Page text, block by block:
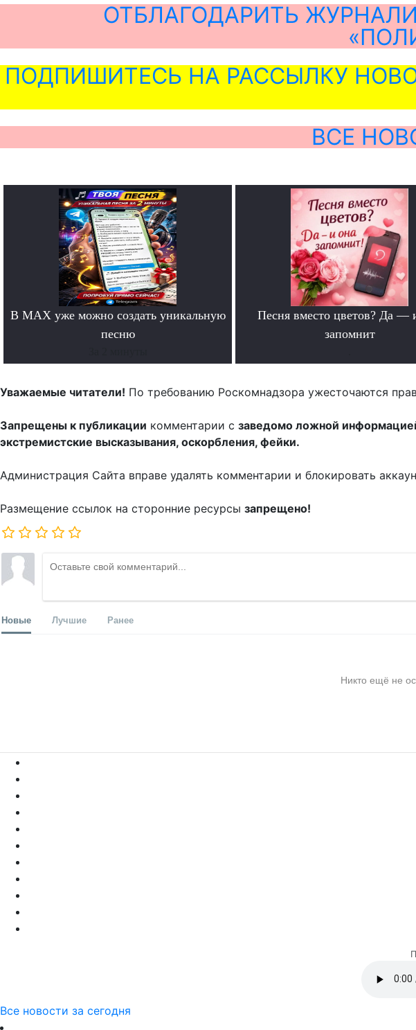
ОТБЛАГОДАРИТЬ
ПОДПИШИТЕСЬ НА РАССЫЛКУ
ВСЕ
В MAX уже можно создать уникальную
песню
Песня вместо цветов? Да —
запомнит
Уважаемые читатели! По требованию Роскомнадзора ужесточаются
Запрещены к публикации комментарии с заведомо ложной
экстремистские высказывания, оскорбления, фейки.
Администрация Сайта вправе удалять комментарии и блокировать
Размещение ссылок на сторонние ресурсы запрещено!
Новые Лучшие Ранее
Никто ещё не
Все новости за сегодня